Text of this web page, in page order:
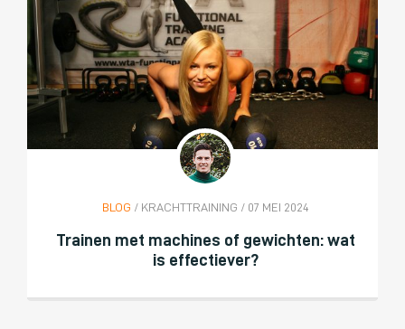
BLOG / KRACHTTRAINING / 07 MEI 2024
Trainen met machines of gewichten: wat
is effectiever?